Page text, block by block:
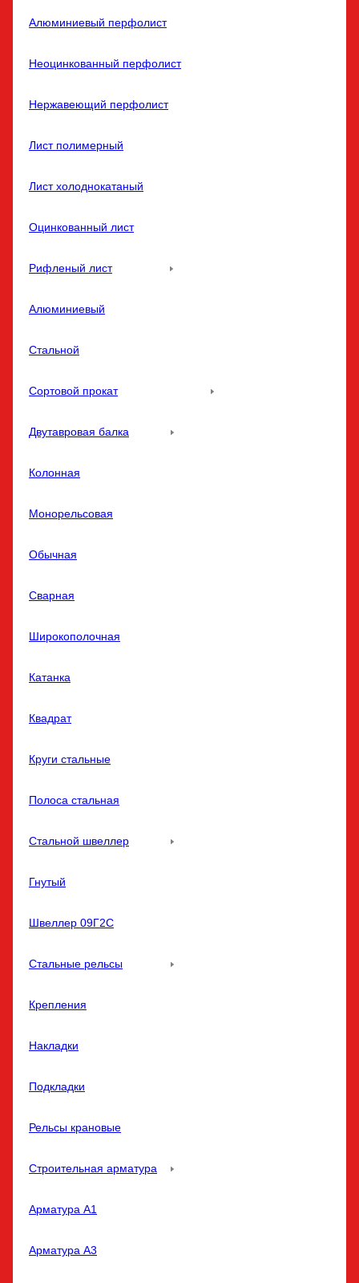
Алюминиевый перфолист
Неоцинкованный перфолист
Нержавеющий перфолист
Лист полимерный
Лист холоднокатаный
Оцинкованный лист
Рифленый лист
Алюминиевый
Стальной
Сортовой прокат
Двутавровая балка
Колонная
Монорельсовая
Обычная
Сварная
Широкополочная
Катанка
Квадрат
Круги стальные
Полоса стальная
Стальной швеллер
Гнутый
Швеллер 09Г2С
Стальные рельсы
Крепления
Накладки
Подкладки
Рельсы крановые
Строительная арматура
Арматура A1
Арматура A3